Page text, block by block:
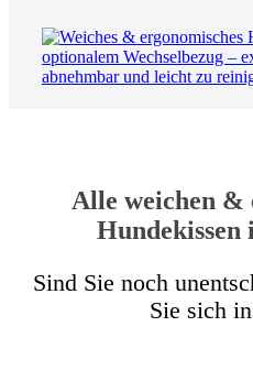
Alle weichen &
Sind Sie noch
Sie sich